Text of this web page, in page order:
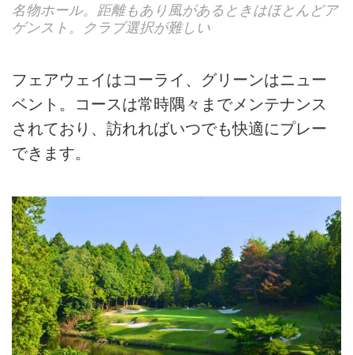
名物ホール。距離もあり風があるときはほとんどア
ゲンスト。クラブ選択が難しい
フェアウェイはコーライ、グリーンはニュー
ベント。コースは常時隅々までメンテナンス
されており、訪れればいつでも快適にプレー
できます。